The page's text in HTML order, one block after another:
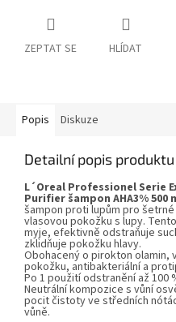
ZEPTAT SE HLÍDAT
Popis Diskuze
Detailní popis produktu
L´Oreal Professionel Serie
Purifier šampon AHA3% 500
šampon proti lupům pro
vlasovou pokožku s lupy.
myje, efektivně odstraňuje
zklidňuje pokožku hlavy.
Obohacený o pirokton olamin,
pokožku, antibakteriální a
Po 1 použití odstranění až 100
Neutrální kompozice s vůní
pocit čistoty ve středních
vůně.